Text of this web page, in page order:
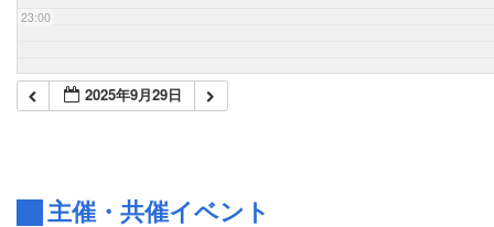
23:00
2025年9月29日
主催・共催イベント